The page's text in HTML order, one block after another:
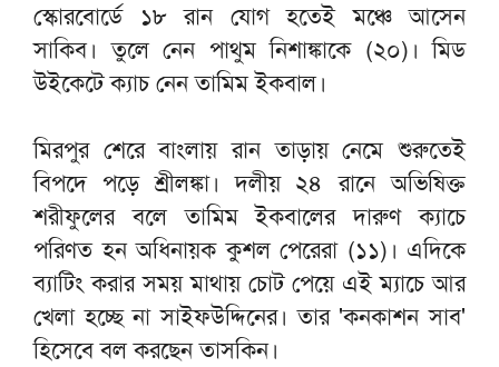
স্কোরবোর্ডে ১৮ রান যোগ হতেই মঞ্চে আসেন
সাকিব। তুলে নেন পাথুম নিশাঙ্কাকে (২০)। মিড
উইকেটে ক্যাচ নেন তামিম ইকবাল।
মিরপুর শেরে বাংলায় রান তাড়ায় নেমে শুরুতেই
বিপদে পড়ে শ্রীলঙ্কা। দলীয় ২৪ রানে অভিষিক্ত
শরীফুলের বলে তামিম ইকবালের দারুণ ক্যাচে
পরিণত হন অধিনায়ক কুশল পেরেরা (১১)। এদিকে
ব্যাটিং করার সময় মাথায় চোট পেয়ে এই ম্যাচে আর
খেলা হচ্ছে না সাইফউদ্দিনের। তার 'কনকাশন সাব'
হিসেবে বল করছেন তাসকিন।